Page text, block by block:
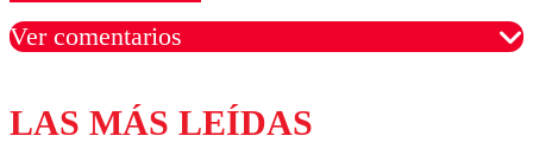
Ver comentarios
Los comentarios son moderados para garantizar un
diálogo respetuoso.
LAS MÁS LEÍDAS